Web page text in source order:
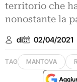
territorio che
nonostante la
di 02/04/2021
TAG MANTOVA